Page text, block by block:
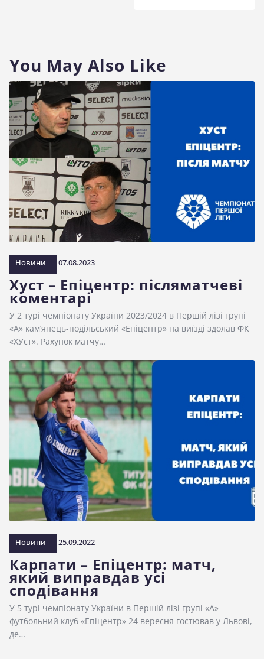
You May Also Like
Новини 07.08.2023
Хуст – Епіцентр: післяматчеві
коментарі
У 2 турі чемпіонату України 2023/2024 в Першій лізі групі
«А» кам’янець-подільський «Епіцентр» на виїзді здолав ФК
«ХУст». Рахунок матчу…
Новини 25.09.2022
Карпати – Епіцентр: матч,
який виправдав усі
сподівання
У 5 турі чемпіонату України в Першій лізі групі «А»
футбольний клуб «Епіцентр» 24 вересня гостював у Львові,
де…